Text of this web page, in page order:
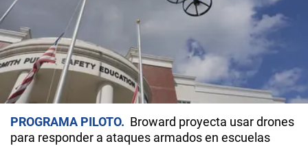
PROGRAMA PILOTO
Broward proyecta usar drones
para responder a ataques armados en escuelas